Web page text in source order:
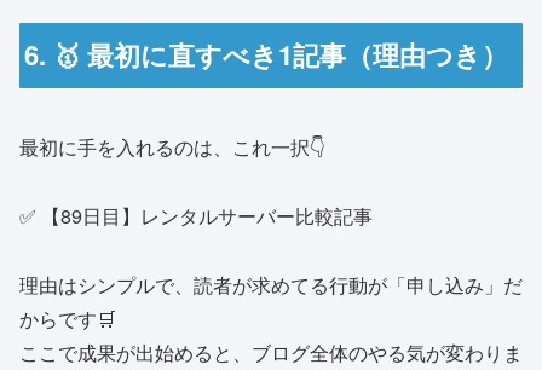
6. 🥇 最初に直すべき1記事（理由つき）
最初に手を入れるのは、これ一択👇
✅ 【89日目】レンタルサーバー比較記事
理由はシンプルで、読者が求めてる行動が「申し込み」だ
からです🛒
ここで成果が出始めると、ブログ全体のやる気が変わりま